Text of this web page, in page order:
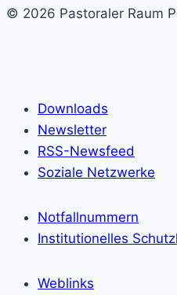
© 2026 Pastoraler Raum
Downloads
Newsletter
RSS-Newsfeed
Soziale Netzwerke
Notfallnummern
Institutionelles
Weblinks